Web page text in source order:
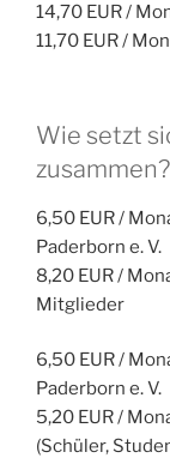
14,70 EUR /
11,70 EUR /
Wie setzt
zusammen?
6,50 EUR /
Paderborn e. V.
8,20 EUR /
Mitglieder
6,50 EUR /
Paderborn e. V.
5,20 EUR /
(Schüler,